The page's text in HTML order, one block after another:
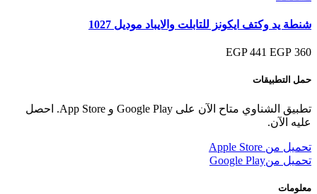
شنطة يد وكتف ايكونز للتابلت والايباد موديل 1027
360 EGP
441 EGP
حمل التطبيقات
تطبيق الشناوي متاح الآن على Google Play و App Store. احصل
عليه الآن.
تحميل من Apple Store
تحميل منGoogle Play
معلومات